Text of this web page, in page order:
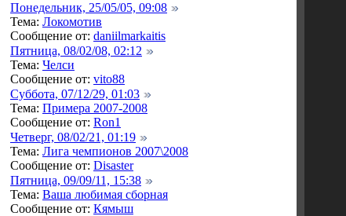
Понедельник, 25/05/05, 09:08
Тема: Локомотив
Сообщение от: daniilmarkaitis
Пятница, 08/02/08, 02:12
Тема: Челси
Сообщение от: vito88
Суббота, 07/12/29, 01:03
Тема: Примера 2007-2008
Сообщение от: Ron1
Четверг, 08/02/21, 01:19
Тема: Лига чемпионов 2007\2008
Сообщение от: Disaster
Пятница, 09/09/11, 15:38
Тема: Ваша любимая сборная
Сообщение от: Кямыш